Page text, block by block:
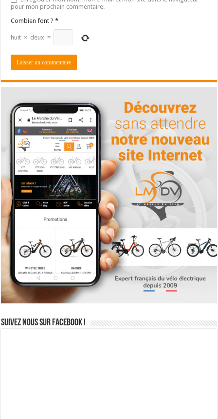
pour mon prochain commentaire.
Combien font ? *
huit × deux =
Suivez nous sur Facebook !